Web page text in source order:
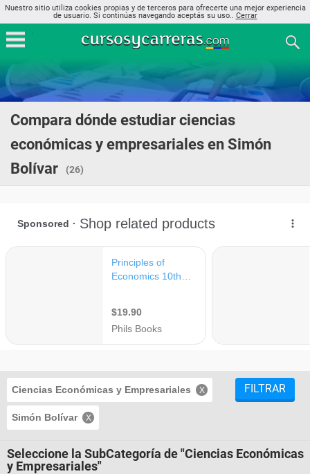
Nuestro sitio utiliza cookies propias y de terceros para ofrecerte una mejor experiencia
de usuario. Si continúas navegando aceptás su uso.. Cerrar
Compara dónde estudiar ciencias
económicas y empresariales en Simón
Bolívar
(26)
Ciencias Económicas y Empresariales
Simón Bolívar
FILTRAR
Seleccione la SubCategoría de "Ciencias Económicas
y Empresariales"